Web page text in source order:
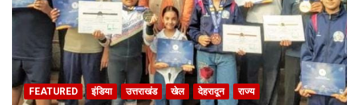
FEATURED इंडिया उत्तराखंड खेल देहरादून राज्य